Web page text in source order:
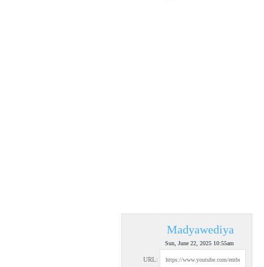
Madyawediya
Sun, June 22, 2025 10:55am
URL: